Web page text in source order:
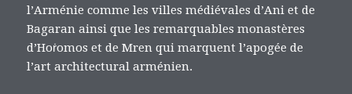
l’Arménie comme les villes médiévales d’Ani et de
Bagaran ainsi que les remarquables monastères
d’Hoṙomos et de Mren qui marquent l’apogée de
l’art architectural arménien.